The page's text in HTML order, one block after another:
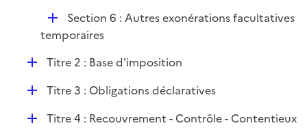
D
é
l
e
r
Section 6 : Autres exonérations facultatives
temporaires
DTitre 2 : Base d'imposition
DTitre 3 : Obligations déclaratives
DTitre 4 : Recouvrement - Contrôle - Contentieux